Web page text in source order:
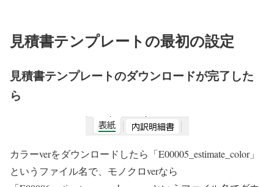
見積書テンプレートの最初の設定
見積書テンプレートのダウンロードが完了した
ら
カラーverをダウンロードしたら「E00005_estimate_color」
というファイル名で、モノクロverなら